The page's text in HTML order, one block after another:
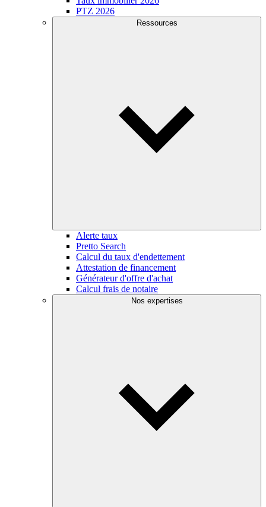
PTZ 2026
Ressources
Alerte taux
Pretto Search
Calcul du taux d'endettement
Attestation de financement
Générateur d'offre d'achat
Calcul frais de notaire
Nos expertises